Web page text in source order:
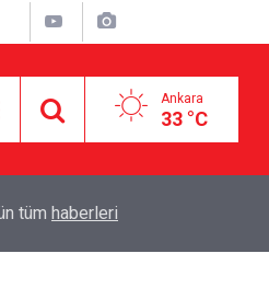
Ankara
33 °C
kadro yok! Bakan Tekin
tüm haberleri